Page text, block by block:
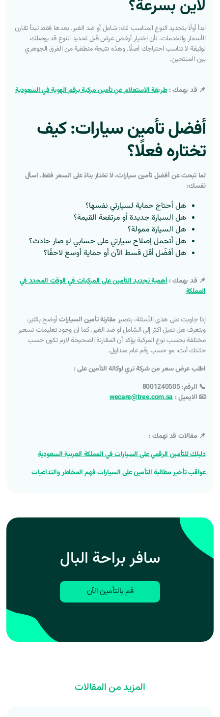
لاين بسرعة؟
ابدأ أولًا بتحديد النوع المناسب لك: شامل أو ضد الغير. بعدها فقط تبدأ تقارن
الأسعار والخدمات. لأن اختيار أرخص عرض قبل تحديد النوع قد يوصلك
لوثيقة لا تناسب احتياجك أصلًا. وهذه نتيجة منطقية من الفرق الجوهري
بين المنتجين.
📌 قد يهمك :طريقة الاستعلام عن تأمين مركبة برقم الهوية في السعودية
أفضل تأمين سيارات: كيف
تختاره فعلًا؟
لما تبحث عنأفضل تأمين سيارات، لا تختار بناءً على السعر فقط. اسأل
نفسك:
هل أحتاج حماية لسيارتي نفسها؟
هل السيارة جديدة أو مرتفعة القيمة؟
هل السيارة ممولة؟
هل أتحمل إصلاح سيارتي على حسابي لو صار حادث؟
هل أفضّل أقل قسط الآن أو حماية أوسع لاحقًا؟
📌 قد يهمك :أهمية تجديد التأمين على المركبات في الوقت المحدد في
المملكة
إذا جاوبت على هذي الأسئلة، بتصير مقارنة تأمين السياراتأوضح بكثير،
وبتعرف هل تميل أكثر إلى الشامل أو ضد الغير. كما أن وجود تعليمات تسعير
مختلفة بحسب نوع المركبة يؤكد أن المقارنة الصحيحة لازم تكون حسب
حالتك أنت، مو حسب رقم عام متداول.
اطلب عرض سعر من شركة تري لوكالة التأمين على :
📞 الرقم: 8001240505
📧 الايميل : wecare@tree.com.sa
📌 مقالات قد تهمك :
دليلك للتأمين الرقمي على السيارات في المملكة العربية السعودية
عواقب تأخير مطالبة التأمين على السيارات فهم المخاطر والتداعيات
سافر براحة البال
قم بالتأمين الآن
المزيد من المقالات